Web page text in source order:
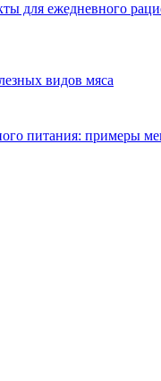
для ежедневного
видов мяса
питания: примеры